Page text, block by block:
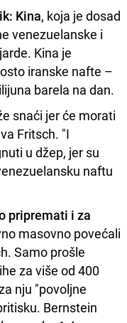
Kina, koja je dosad
venezuelanske i
Kina je
iranske nafte –
barela na dan.
snaći jer će morati
Fritsch. "I
u džep, jer su
naftu
pripremati i za
masovno povećali
Samo prošle
za više od 400
nju "povoljne
Bernstein